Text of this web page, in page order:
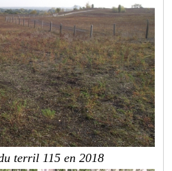
terril 115 en 2018